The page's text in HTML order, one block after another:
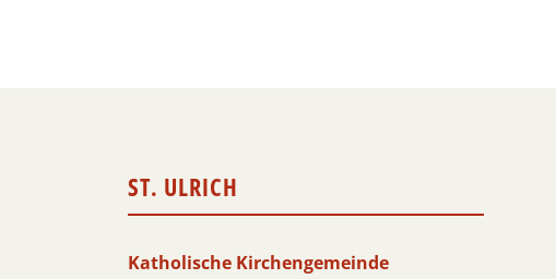
ST. ULRICH
Katholische Kirchengemeinde